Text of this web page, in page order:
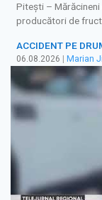
Pitești – Mărăcineni
producători de
ACCIDENT PE
06.08.2026 Marian